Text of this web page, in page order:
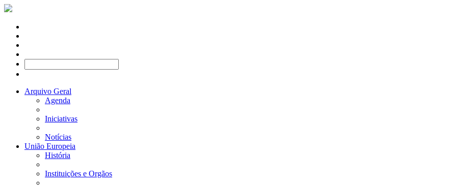
Arquivo Geral
Agenda
Iniciativas
Notícias
União Europeia
História
Instituições e Orgãos